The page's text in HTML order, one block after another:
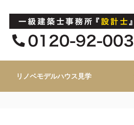
リノベモデルハウス見学